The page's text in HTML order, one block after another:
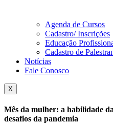
Agenda de Cursos
Cadastro/ Inscrições
Educação
Cadastro de
Notícias
Fale Conosco
X
Mês da mulher: a habilidade
desafios da pandemia